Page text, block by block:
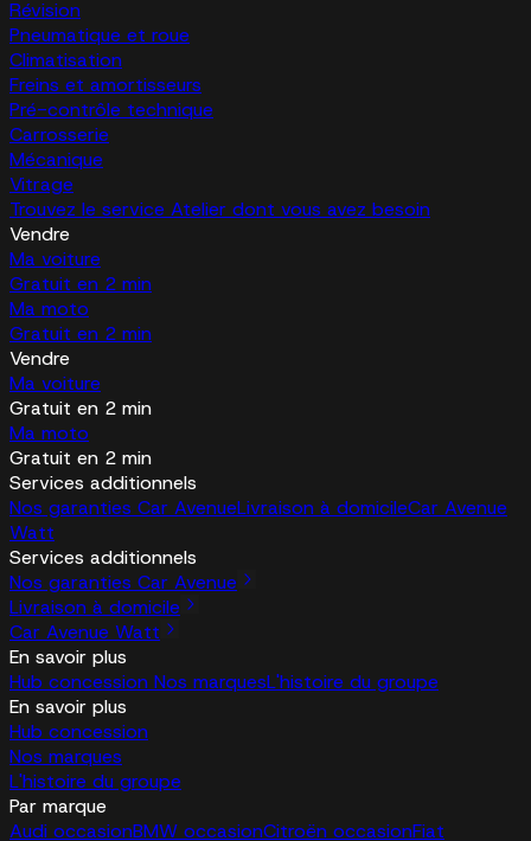
Révision
Pneumatique et roue
Climatisation
Freins et amortisseurs
Pré-contrôle technique
Carrosserie
Mécanique
Vitrage
Trouvez le service Atelier dont vous avez besoin
Vendre
Ma voiture
Gratuit en 2 min
Ma moto
Gratuit en 2 min
Vendre
Ma voiture
Gratuit en 2 min
Ma moto
Gratuit en 2 min
Services additionnels
Nos garanties Car AvenueLivraison à domicileCar Avenue
Watt
Services additionnels
Nos garanties Car Avenue
Livraison à domicile
Car Avenue Watt
En savoir plus
Hub concession Nos marquesL'histoire du groupe
En savoir plus
Hub concession
Nos marques
L'histoire du groupe
Par marque
Audi occasionBMW occasionCitroën occasionFiat